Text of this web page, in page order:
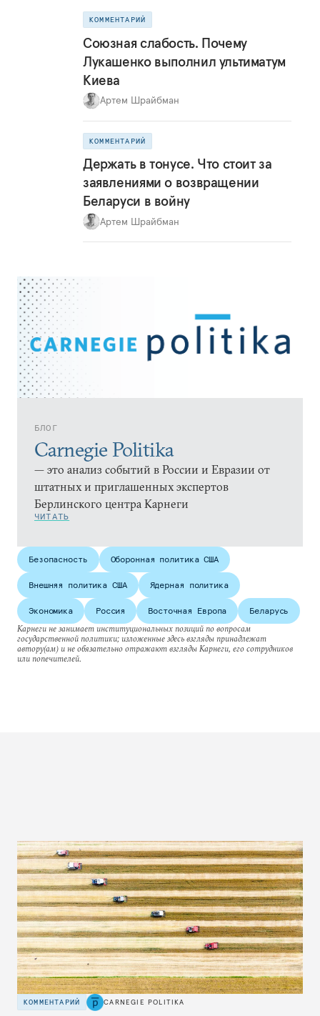
БЛОГ
Carnegie Politika
— это анализ событий в России и Евразии от
штатных и приглашенных экспертов
Берлинского центра Карнеги
ЧИТАТЬ
КОММЕНТАРИЙ
Союзная слабость. Почему
Лукашенко выполнил ультиматум
Киева
Артем Шрайбман
КОММЕНТАРИЙ
Держать в тонусе. Что стоит за
заявлениями о возвращении
Беларуси в войну
Артем Шрайбман
Безопасность Оборонная политика США
Внешняя политика США Ядерная политика
Экономика Россия Восточная Европа
Беларусь
Карнеги не занимает институциональных позиций по вопросам
государственной политики; изложенные здесь взгляды принадлежат
автору(ам) и не обязательно отражают взгляды Карнеги, его сотрудников
или попечителей.
КОММЕНТАРИЙ CARNEGIE POLITIKA